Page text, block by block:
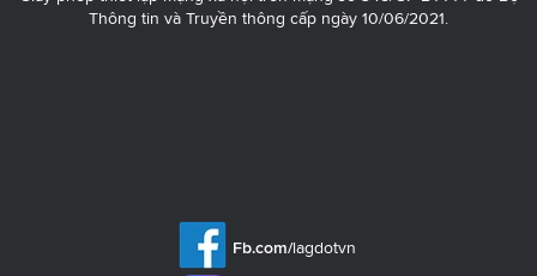
Thông tin và Truyền thông cấp ngày 10/06/2021.
Fb.com/lagdotvn